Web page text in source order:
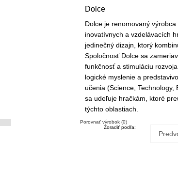
Dolce
Dolce je renomovaný
inovatívnych a vzdelávacích
jedinečný dizajn, ktorý
Spoločnosť Dolce sa
funkčnosť a stimuláciu
logické myslenie a
učenia (Science,
sa udeľuje hračkám, ktoré
týchto oblastiach.
Porovnať výrobok (0)
Zoradiť podľa: